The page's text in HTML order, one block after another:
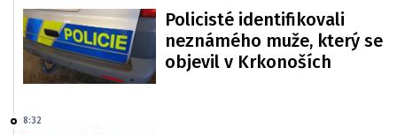
Policisté identifikovali
neznámého muže, který se
objevil v Krkonoších
8:32